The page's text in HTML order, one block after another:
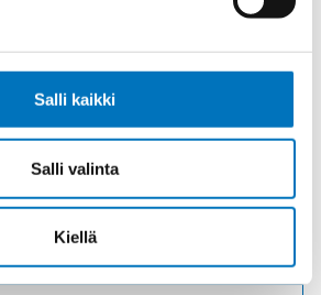
Salli kaikki
Salli valinta
Kiellä
Ohjauskaapeli ÖPVC-JZ 4G10